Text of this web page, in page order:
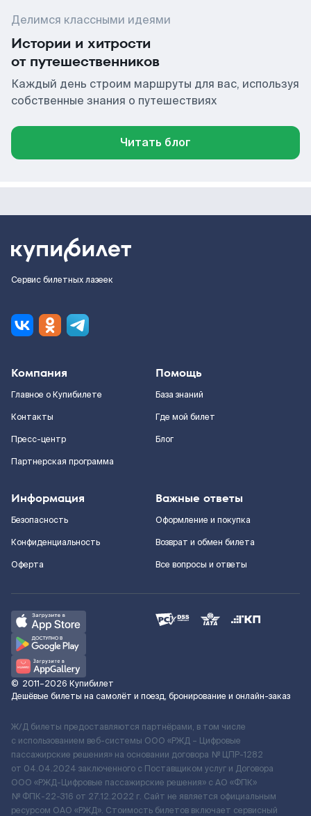
Делимся классными идеями
Истории и хитрости
от путешественников
Каждый день строим маршруты для вас, используя
собственные знания о путешествиях
Читать блог
Сервис билетных лазеек
Компания
Главное о Купибилете
Контакты
Пресс-центр
Партнерская программа
Помощь
База знаний
Где мой билет
Блог
Информация
Безопасность
Конфиденциальность
Оферта
Важные ответы
Оформление и покупка
Возврат и обмен билета
Все вопросы и ответы
© 2011–2026 Купибилет
Дешёвые билеты на самолёт и поезд, бронирование и онлайн-заказ
Ж/Д билеты предоставляются партнёрами, в том числе
с использованием веб-системы ООО «РЖД – Цифровые
пассажирские решения» на основании договора № ЦПР-1282
от 04.04.2024 заключенного с Поставщиком услуг и Договора
ООО «РЖД-Цифровые пассажирские решения» c АО «ФПК»
№ ФПК-22-316 от 27.12.2022 г. Сайт не является официальным
ресурсом ОАО «РЖД». Стоимость билетов включает сервисный